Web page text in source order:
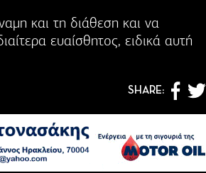
και τη διάθεση και να
ευαίσθητος, ειδικά αυτή
SHARE: